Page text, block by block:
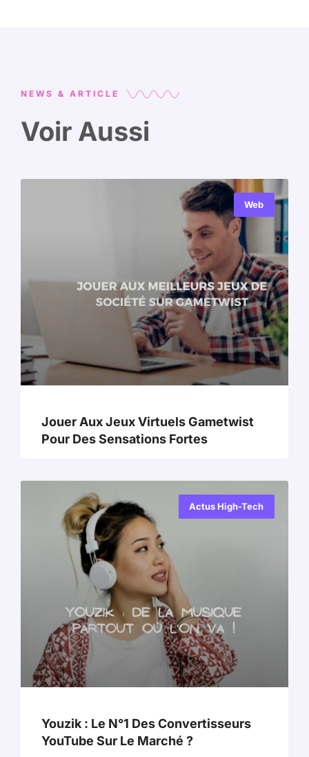
NEWS & ARTICLE
Voir Aussi
Web
Jouer Aux Jeux Virtuels Gametwist
Pour Des Sensations Fortes
Actus High-Tech
Youzik : Le N°1 Des Convertisseurs
YouTube Sur Le Marché ?